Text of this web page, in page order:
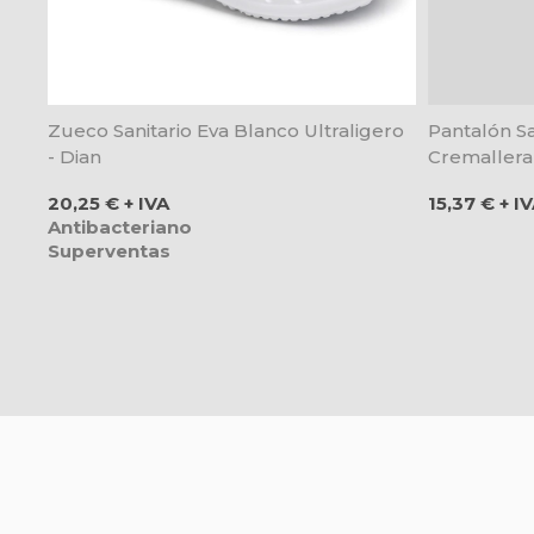
Zueco Sanitario Eva Blanco Ultraligero
- Dian
Precio
20,25 € + IVA
Antibacteriano
Superventas
Pantalón
Cremallera
Precio
15,37 € +